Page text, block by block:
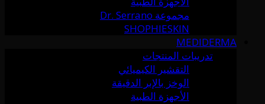
مجموعة Dr. Serrano
SHOPHIESKIN
MEDIDERMA
تدريبات المنتجات
التقشير الكيميائي
الوخز بالإبر الدقيقة
الأجهزة الطبية